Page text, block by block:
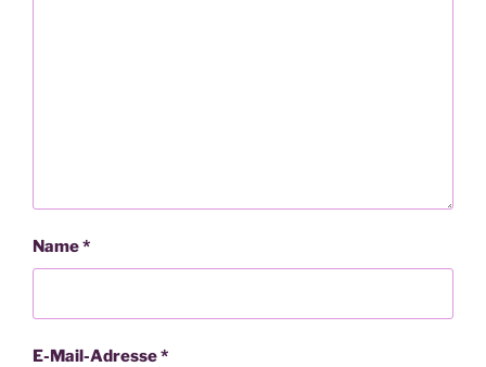
Name*
E-Mail-Adresse*